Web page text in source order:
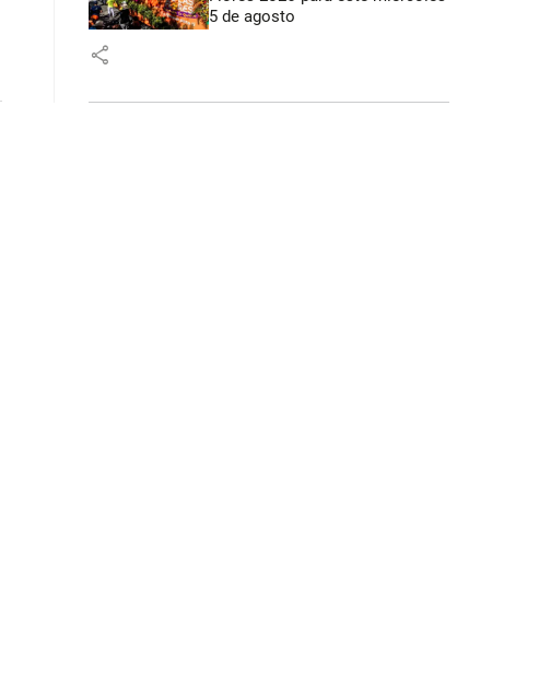
5 de agosto
share